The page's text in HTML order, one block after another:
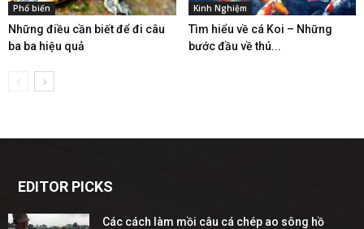
Phổ biến
Những điều cần biết để đi câu
ba ba hiệu quả
Kinh Nghiệm
Tìm hiểu về cá Koi – Những
bước đầu về thú...
EDITOR PICKS
Các cách làm mồi câu cá chép ao sông hồ